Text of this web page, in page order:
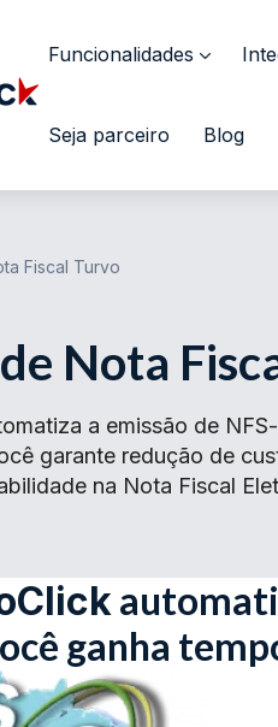
Funcionalidades
Seja parceiro Blog
Fiscal Turvo
Nota
a emissão de
garante redução de
na Nota Fiscal
ganha